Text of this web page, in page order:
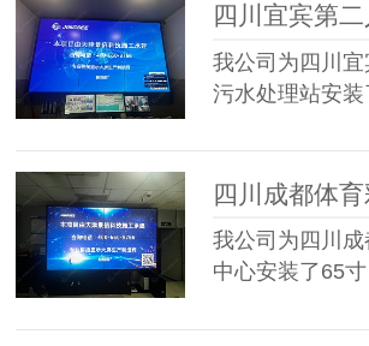
我公司为四川
污水处理站安
我公司为四川
中心安装了65